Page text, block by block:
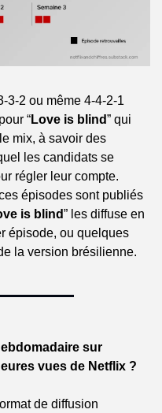
3-2 ou même 4-4-2-1
“Love is blind” qui
mix, à savoir des
les candidats se
régler leur compte.
épisodes sont publiés
is blind” les diffuse en
épisode, ou quelques
la version brésilienne.
sur
vues de Netflix ?
de diffusion